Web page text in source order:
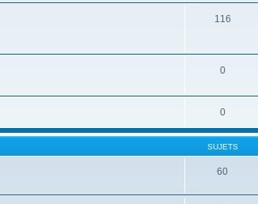
116
0
0
SUJETS
60